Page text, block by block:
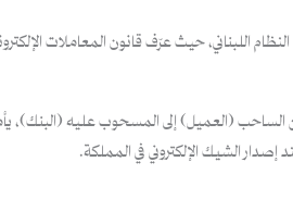
اللبناني، حيث عرّف قانون المعاملات
الساحب (العميل) إلى المسحوب عليه
إصدار الشيك الإلكتروني في المملكة.